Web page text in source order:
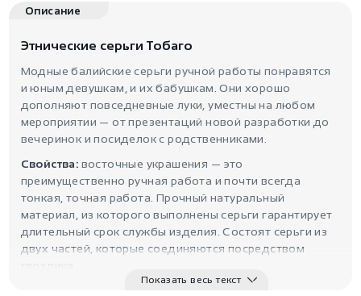
Описание
Этнические серьги Тобаго
Модные балийские серьги ручной работы понравятся
и юным девушкам, и их бабушкам. Они хорошо
дополняют повседневные луки, уместны на любом
мероприятии — от презентаций новой разработки до
вечеринок и посиделок с родственниками.
Свойства: восточные украшения — это
преимущественно ручная работа и почти всегда
тонкая, точная работа. Прочный натуральный
материал, из которого выполнены серьги гарантирует
длительный срок службы изделия. Состоят серьги из
двух частей, которые соединяются посредством
Показать весь текст